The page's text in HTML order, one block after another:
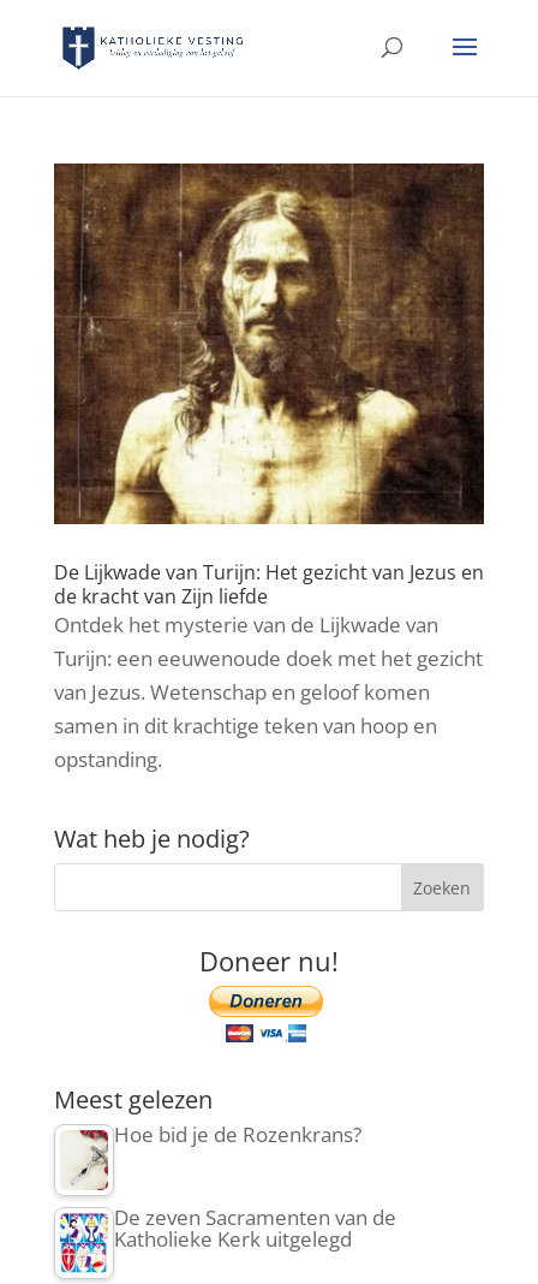
De Lijkwade van Turijn: Het gezicht van Jezus en
de kracht van Zijn liefde
Ontdek het mysterie van de Lijkwade van
Turijn: een eeuwenoude doek met het gezicht
van Jezus. Wetenschap en geloof komen
samen in dit krachtige teken van hoop en
opstanding.
Wat heb je nodig?
Doneer nu!
Meest gelezen
Hoe bid je de Rozenkrans?
De zeven Sacramenten van de
Katholieke Kerk uitgelegd